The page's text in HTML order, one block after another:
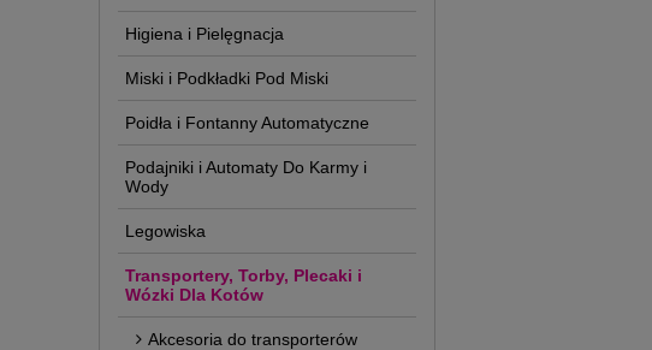
Higiena i Pielęgnacja
Miski i Podkładki Pod Miski
Poidła i Fontanny Automatyczne
Podajniki i Automaty Do Karmy i
Wody
Legowiska
Transportery, Torby, Plecaki i
Wózki Dla Kotów
Akcesoria do transporterów